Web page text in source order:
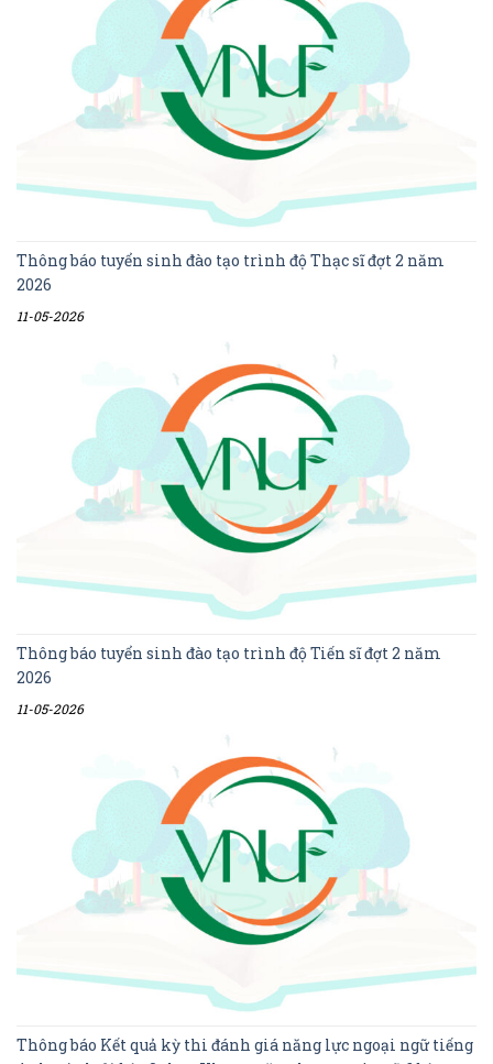
Thông báo tuyển sinh đào tạo trình độ Thạc sĩ đợt 2 năm
2026
11-05-2026
Thông báo tuyển sinh đào tạo trình độ Tiến sĩ đợt 2 năm
2026
11-05-2026
Thông báo Kết quả kỳ thi đánh giá năng lực ngoại ngữ tiếng